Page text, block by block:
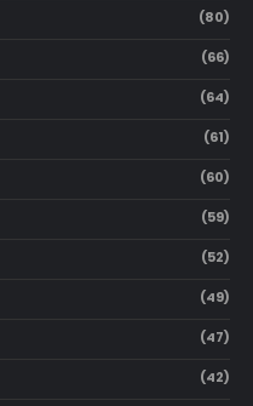
(80)
(66)
(64)
(61)
(60)
(59)
(52)
(49)
(47)
(42)